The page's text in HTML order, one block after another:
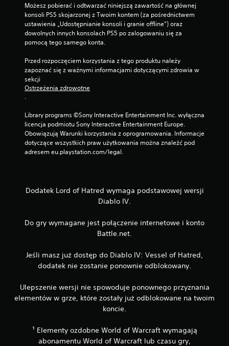
Możesz pobierać i odtwarzać niniejszą zawartość na głównej
konsoli PS5 skojarzonej z Twoim kontem (za pośrednictwem
ustawienia „Udostępnianie konsoli i granie offline”) oraz
dowolnych innych konsolach PS5 po zalogowaniu się za
pomocą tego samego konta.
Przed rozpoczęciem korzystania z tego produktu należy
zapoznać się z ważnymi informacjami dotyczącymi zdrowia w
sekcji
Ostrzeżenia zdrowotne
.
Library programs ©Sony Interactive Entertainment Inc. wyłączna
licencja podmiotu Sony Interactive Entertainment Europe.
Obowiązują Warunki korzystania z oprogramowania. Informacje
dotyczące wszystkich praw użytkowania można znaleźć pod
adresem eu.playstation.com/legal.
Dodatek Lord of Hatred wymaga podstawowej wersji
Diablo IV.
Do gry wymagane jest połączenie internetowe i konto
Battle.net.
Jeśli masz już dostęp do Diablo IV: Vessel of Hatred,
dodatek nie zostanie ponownie odblokowany.
Ulepszenie wersji nie spowoduje ponownego przyznania
elementów w grze, które zostały już odblokowane na twoim
koncie.
¹ Elementy ozdobne World of Warcraft wymagają
abonamentu World of Warcraft lub czasu gry,